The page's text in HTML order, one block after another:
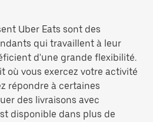
Uber Eats sont des
qui travaillent à leur
d'une grande flexibilité.
où vous exercez votre activité
répondre à certaines
des livraisons avec
disponible dans plus de